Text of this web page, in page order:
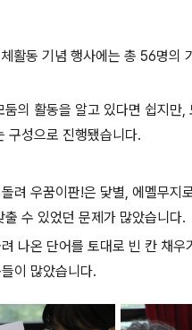
활동 기념 행사에는 총 56명의
둠의 활동을 알고 있다면 쉽지만,
구성으로 진행됐습니다.
려 우꿈이판!은 닻별, 에멜무지
출 수 있었던 문제가 많았습니다.
나온 단어를 토대로 빈 칸 채우
이 많았습니다.